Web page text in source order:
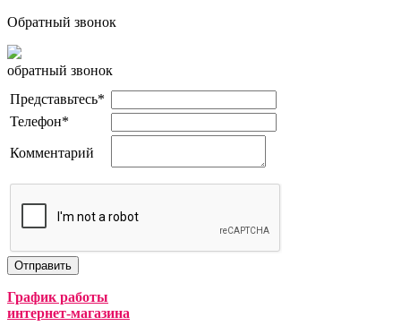
Обратный звонок
обратный звонок
Представьтесь*
Телефон*
Комментарий
График работы
интернет-магазина